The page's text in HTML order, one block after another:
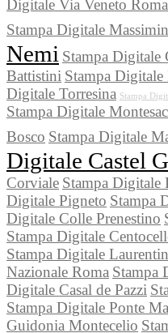
Digitale Via Veneto Roma
Stampa Digitale
Nemi Stampa Digitale
Battistini Stampa
Digitale Torresina Stampa
Stampa Digitale
Bosco Stampa Digitale
Digitale Castel
Corviale Stampa
Digitale Pigneto Stampa
Digitale Colle Prenestino
Stampa Digitale
Stampa Digitale
Nazionale Roma Stampa
Digitale Casal de Pazzi
Stampa Digitale Ponte
Guidonia Montecelio